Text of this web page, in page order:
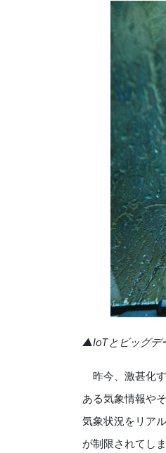
▲IoTとビッグデ
昨今、激甚化
ある気象情報や
気象状況をリア
が制限されてし